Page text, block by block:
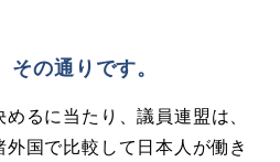
の通りです。
るに当たり、議員連盟は、
国で比較して日本人が働き